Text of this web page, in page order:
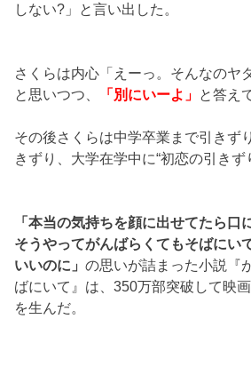
しない?」と言い出した。
さくらは内心「えーっ。そんなのヤ
と思いつつ、
「別にいーよ」 と答え
その後さくらは中学卒業まで引きず
きずり、大学在学中に“初恋の引きず
「本当の気持ちを顔に出せてたら口
そうやってがんばらくてもそばにい
いいのに」の思いが詰まった小説『
ばにいて』は、350万部突破して映
を生んだ。